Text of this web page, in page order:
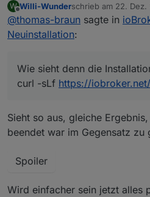
Wie sieht denn die
W
Offline
Willi-Wunderschrieb am 22. Dez.
zuletzt editiert von
@thomas-braun sagte in
Neuinstallation:
Wie sieht denn die
curl -sLf https://
Sieht so aus, gleiche
beendet war im Gegensatz zu
Spoiler
Wird einfacher sein jetzt alles